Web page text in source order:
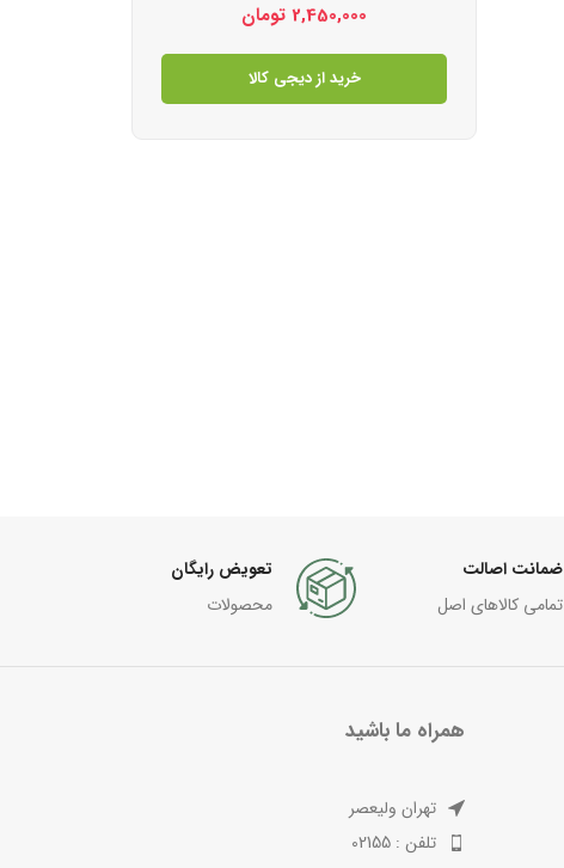
2,450,000 تومان
خرید از دیجی کالا
ضمانت اصالت
تمامی کالاهای اصل
تعویض رایگان
محصولات
همراه ما باشید
تهران ولیعصر
تلفن : 02155